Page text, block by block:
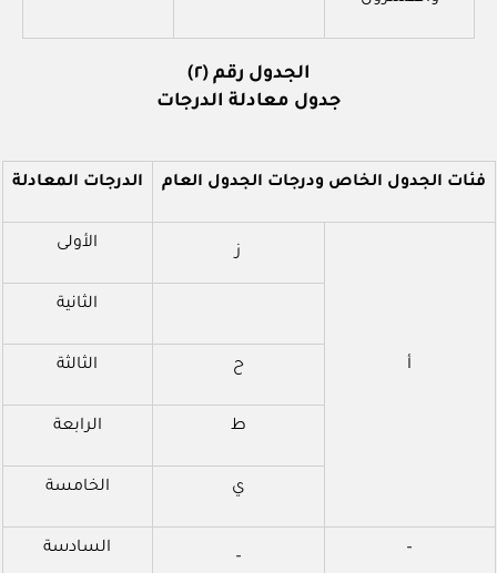
الجدول رقم (٢)
جدول معادلة الدرجات
فئات الجدول الخاص ودرجات الجدول العام الدرجات المعادلة
أ
ز الأولى
الثانية
ح الثالثة
ط الرابعة
ي الخامسة
–
– السادسة